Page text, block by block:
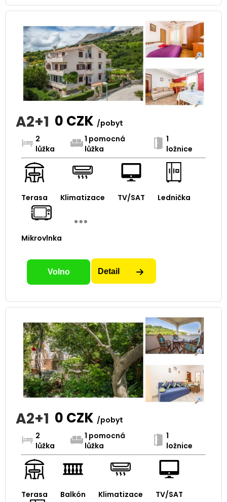
A2+1 0 CZK /pobyt
2
lůžka
1 pomocná
lůžka
1
ložnice
Terasa Klimatizace TV/SAT Lednička
Mikrovlnka
Volno Detail
A2+1 0 CZK /pobyt
2
lůžka
1 pomocná
lůžka
1
ložnice
Terasa Balkón Klimatizace TV/SAT